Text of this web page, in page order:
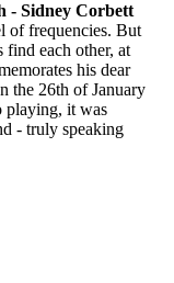
- Sidney Corbett
of frequencies. But
find each other, at
his dear
the 26th of January
playing, it was
- truly speaking